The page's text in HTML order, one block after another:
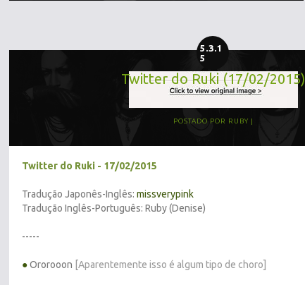
5.3.1
5
Twitter do Ruki (17/02/2015)
POSTADO POR RUBY
Twitter do Ruki - 17/02/2015
Tradução Japonês-Inglês: missverypink
Tradução Inglês-Português: Ruby (Denise)
-----
●Ororooon [Aparentemente isso é algum tipo de choro]